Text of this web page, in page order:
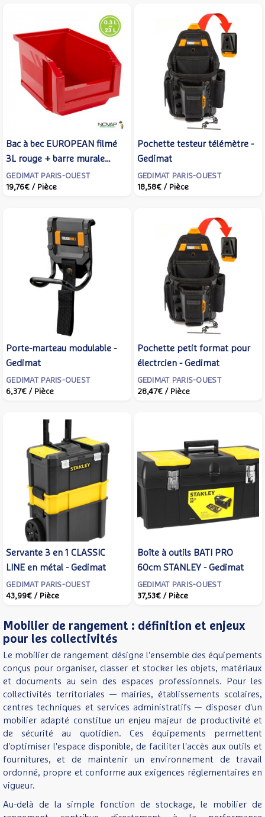
Bac à bec EUROPEAN filmé
3L rouge + barre murale
plastique - Lot de 4 pièces -
Gedimat
GEDIMAT PARIS-OUEST
19,76€ / Pièce
Pochette testeur télémètre -
Gedimat
GEDIMAT PARIS-OUEST
18,58€ / Pièce
Porte-marteau modulable -
Gedimat
GEDIMAT PARIS-OUEST
6,37€ / Pièce
Pochette petit format pour
électrcien - Gedimat
GEDIMAT PARIS-OUEST
28,47€ / Pièce
Servante 3 en 1 CLASSIC
LINE en métal - Gedimat
GEDIMAT PARIS-OUEST
43,99€ / Pièce
Boîte à outils BATI PRO
60cm STANLEY - Gedimat
GEDIMAT PARIS-OUEST
37,53€ / Pièce
Mobilier de rangement : définition et enjeux
pour les collectivités
Le mobilier de rangement désigne l'ensemble des équipements
conçus pour organiser, classer et stocker les objets, matériaux
et documents au sein des espaces professionnels. Pour les
collectivités territoriales — mairies, établissements scolaires,
centres techniques et services administratifs — disposer d'un
mobilier adapté constitue un enjeu majeur de productivité et
de sécurité au quotidien. Ces équipements permettent
d'optimiser l'espace disponible, de faciliter l'accès aux outils et
fournitures, et de maintenir un environnement de travail
ordonné, propre et conforme aux exigences réglementaires en
vigueur.
Au-delà de la simple fonction de stockage, le mobilier de